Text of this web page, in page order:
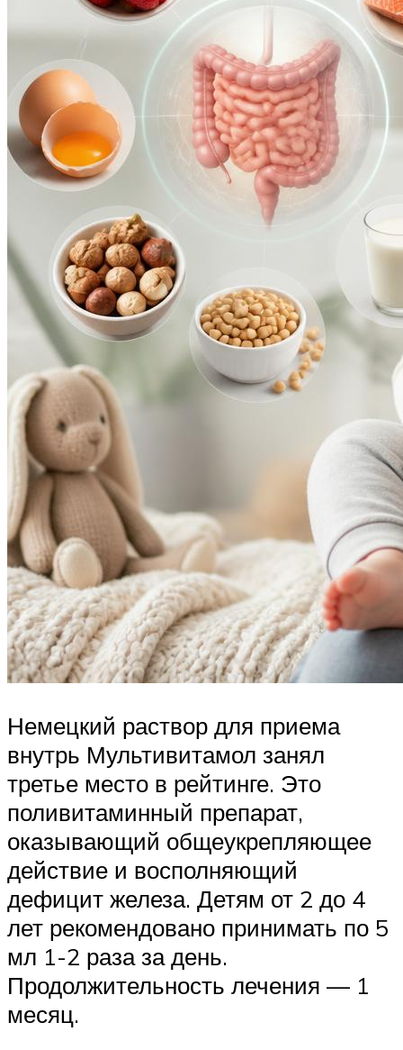
Немецкий раствор для приема
внутрь Мультивитамол занял
третье место в рейтинге. Это
поливитаминный препарат,
оказывающий общеукрепляющее
действие и восполняющий
дефицит железа. Детям от 2 до 4
лет рекомендовано принимать по 5
мл 1-2 раза за день.
Продолжительность лечения — 1
месяц.